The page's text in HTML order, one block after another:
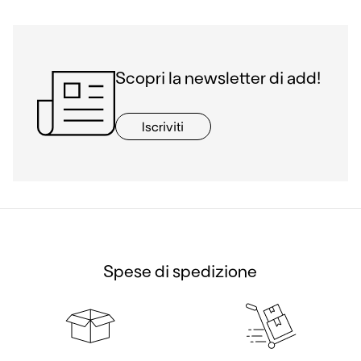
Scopri la newsletter di add!
Iscriviti
Spese di spedizione